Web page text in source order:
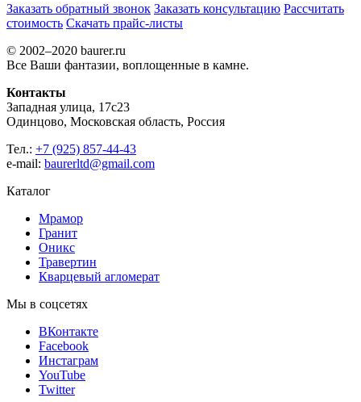
Заказать обратный звонок Заказать консультацию Рассчитать
стоимость Скачать прайс-листы
© 2002–2020 baurer.ru
Все Ваши фантазии, воплощенные в камне.
Контакты
Западная улица, 17с23
Одинцово, Московская область, Россия
Тел.: +7 (925) 857-44-43
e-mail: baurerltd@gmail.com
Каталог
Мрамор
Гранит
Оникс
Травертин
Кварцевый агломерат
Мы в соцсетях
ВКонтакте
Facebook
Инстаграм
YouTube
Twitter